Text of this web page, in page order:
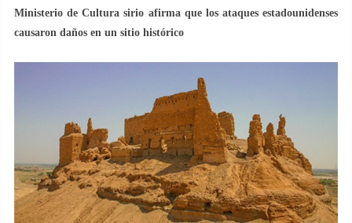
Ministerio de Cultura sirio afirma que los ataques estadounidenses
causaron daños en un sitio histórico